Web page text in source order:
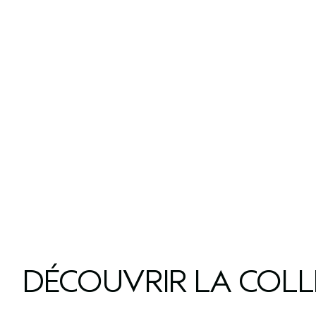
DÉCOUVRIR LA